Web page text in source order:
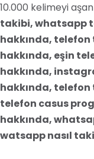
10.000 kelimeyi
takibi, whatsapp
hakkında,
hakkında, eşin
hakkında,
hakkında, telefon
telefon casus
hakkında,
watsapp nasıl